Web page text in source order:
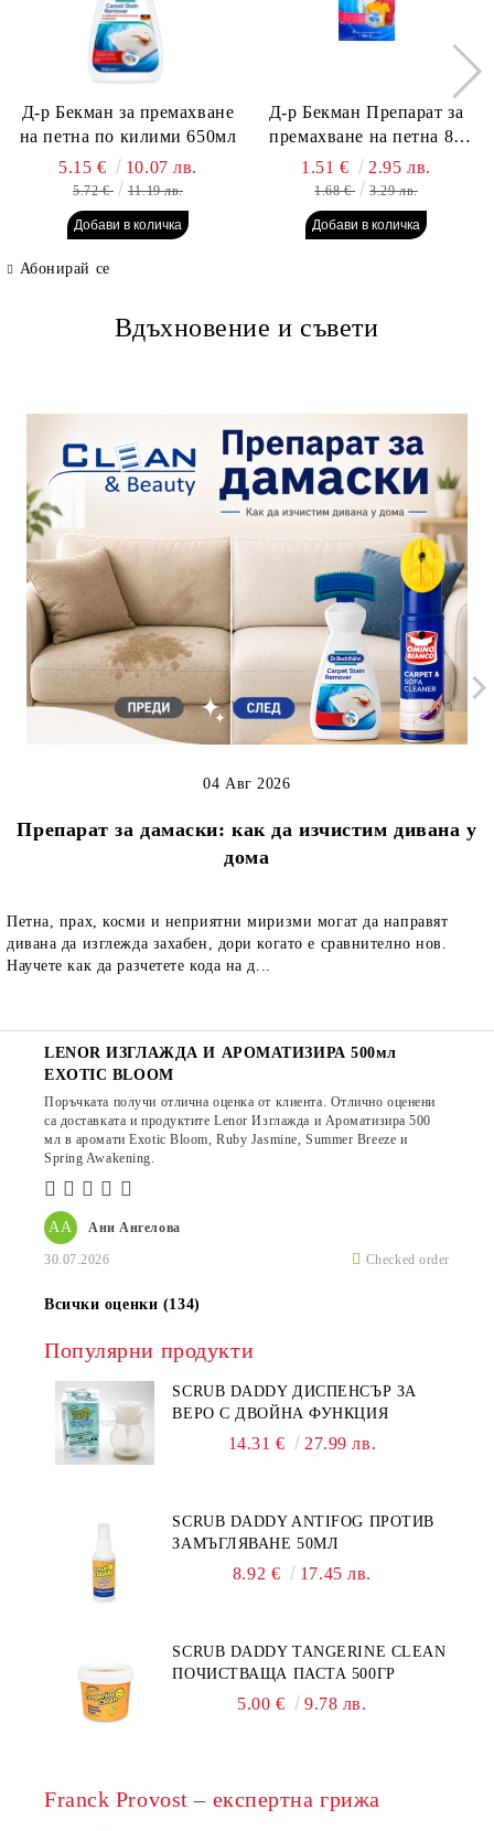
Д-р Бекман за премахване
на петна по килими 650мл
5.15 €
10.07 лв.
5.72 € 11.19 лв.
Д-р Бекман Препарат за
премахване на петна 80
гр. Пауч
1.51 € 2.95 лв.
1.68 € 3.29 лв.
Абонирай се
Вдъхновение и съвети
Препарат за дамаски: как да изчистим дивана у
дома
04 Авг 2026
Петна, прах, косми и неприятни миризми могат да направят
дивана да изглежда захабен, дори когато е сравнително нов.
Научете как да разчетете кода на д...
АА Ани Ангелова
30.07.2026 Checked order
LENOR ИЗГЛАЖДА И АРОМАТИЗИРА 500мл
EXOTIC BLOOM
Поръчката получи отлична оценка от клиента. Отлично оценени
са доставката и продуктите Lenor Изглажда и Ароматизира 500
мл в аромати Exotic Bloom, Ruby Jasmine, Summer Breeze и
Spring Awakening.
Всички оценки (134)
Популярни продукти
SCRUB DADDY ДИСПЕНСЪР ЗА
ВЕРО С ДВОЙНА ФУНКЦИЯ
14.31 € 27.99 лв.
SCRUB DADDY ANTIFOG ПРОТИВ
ЗАМЪГЛЯВАНЕ 50МЛ
8.92 € 17.45 лв.
SCRUB DADDY TANGERINE CLEAN
ПОЧИСТВАЩА ПАСТА 500ГР
5.00 € 9.78 лв.
Franck Provost – експертна грижа